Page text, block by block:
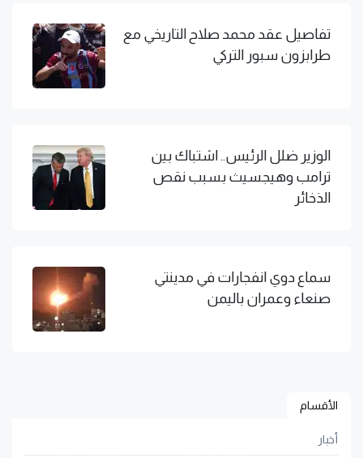
تفاصيل عقد محمد صلاح التاريخي مع
طرابزون سبور التركي
الوزير ضلل الرئيس.. اشتباك بين
ترامب وهيجسيث بسبب نقص
الذخائر
سماع دوي انفجارات في مدينتي
صنعاء وعمران باليمن
الأقسام
أخبار